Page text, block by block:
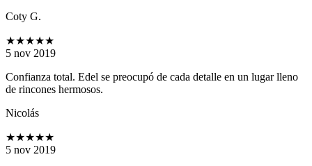
Coty G.
★★★★★
5 nov 2019
Confianza total. Edel se preocupó de cada detalle en un lugar lleno
de rincones hermosos.
Nicolás
★★★★★
5 nov 2019